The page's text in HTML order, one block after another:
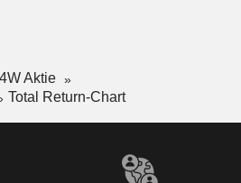
Aktie
Total Return-Chart